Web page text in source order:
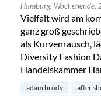
Hamburg, Wochenende,
Vielfalt wird am
ganz groß
als Kurvenrausch,
Diversity Fashion
Handelskammer
adam brody after